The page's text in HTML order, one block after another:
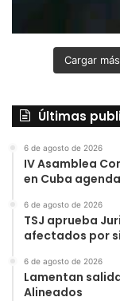
Cargar
Últimas
6 de agosto de 2026
IV Asamblea
en Cuba
6 de agosto de 2026
TSJ aprueba
afectados por
6 de agosto de 2026
Lamentan
Alineados